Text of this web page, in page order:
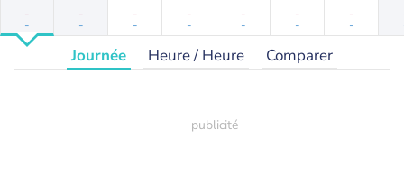
-
-
-
-
-
-
-
-
-
-
-
-
-
-
Journée Heure / Heure Comparer